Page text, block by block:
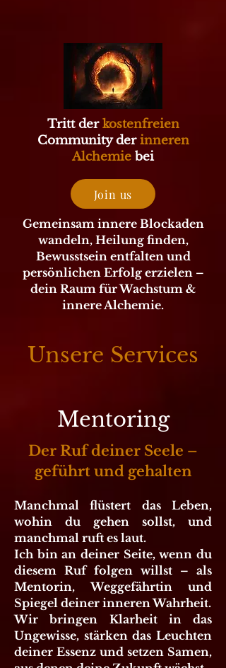
Tritt derkostenfreien
Community derinneren
Alchemie bei
Join us
Gemeinsam innere Blockaden
wandeln, Heilung finden,
Bewusstsein entfalten und
persönlichen Erfolg erzielen –
dein Raum für Wachstum &
innere Alchemie.
Unsere Services
Mentoring
Der Ruf deiner Seele –
geführt und gehalten
Manchmal flüstert das Leben,
wohin du gehen sollst, und
manchmal ruft es laut.
Ich bin an deiner Seite, wenn du
diesem Ruf folgen willst – als
Mentorin, Weggefährtin und
Spiegel deiner inneren Wahrheit.
Wir bringen Klarheit in das
Ungewisse, stärken das Leuchten
deiner Essenz und setzen Samen,